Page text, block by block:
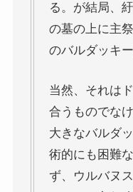
ロシアの大作家チ
フランス文学と歴
る。が結局、
の墓の上に主
のバルダッキ
当然、それは
合うものでな
大きなバルダ
術的にも困難
ず、ウルバヌ